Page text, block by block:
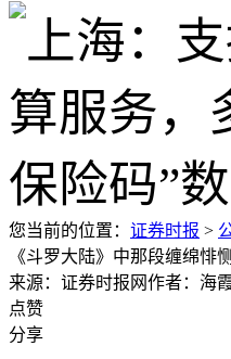
您当前的位置： 证券时报 >
《斗罗大陆》中那段缠绵悱
来源：证券时报网作者：海
点赞
分享